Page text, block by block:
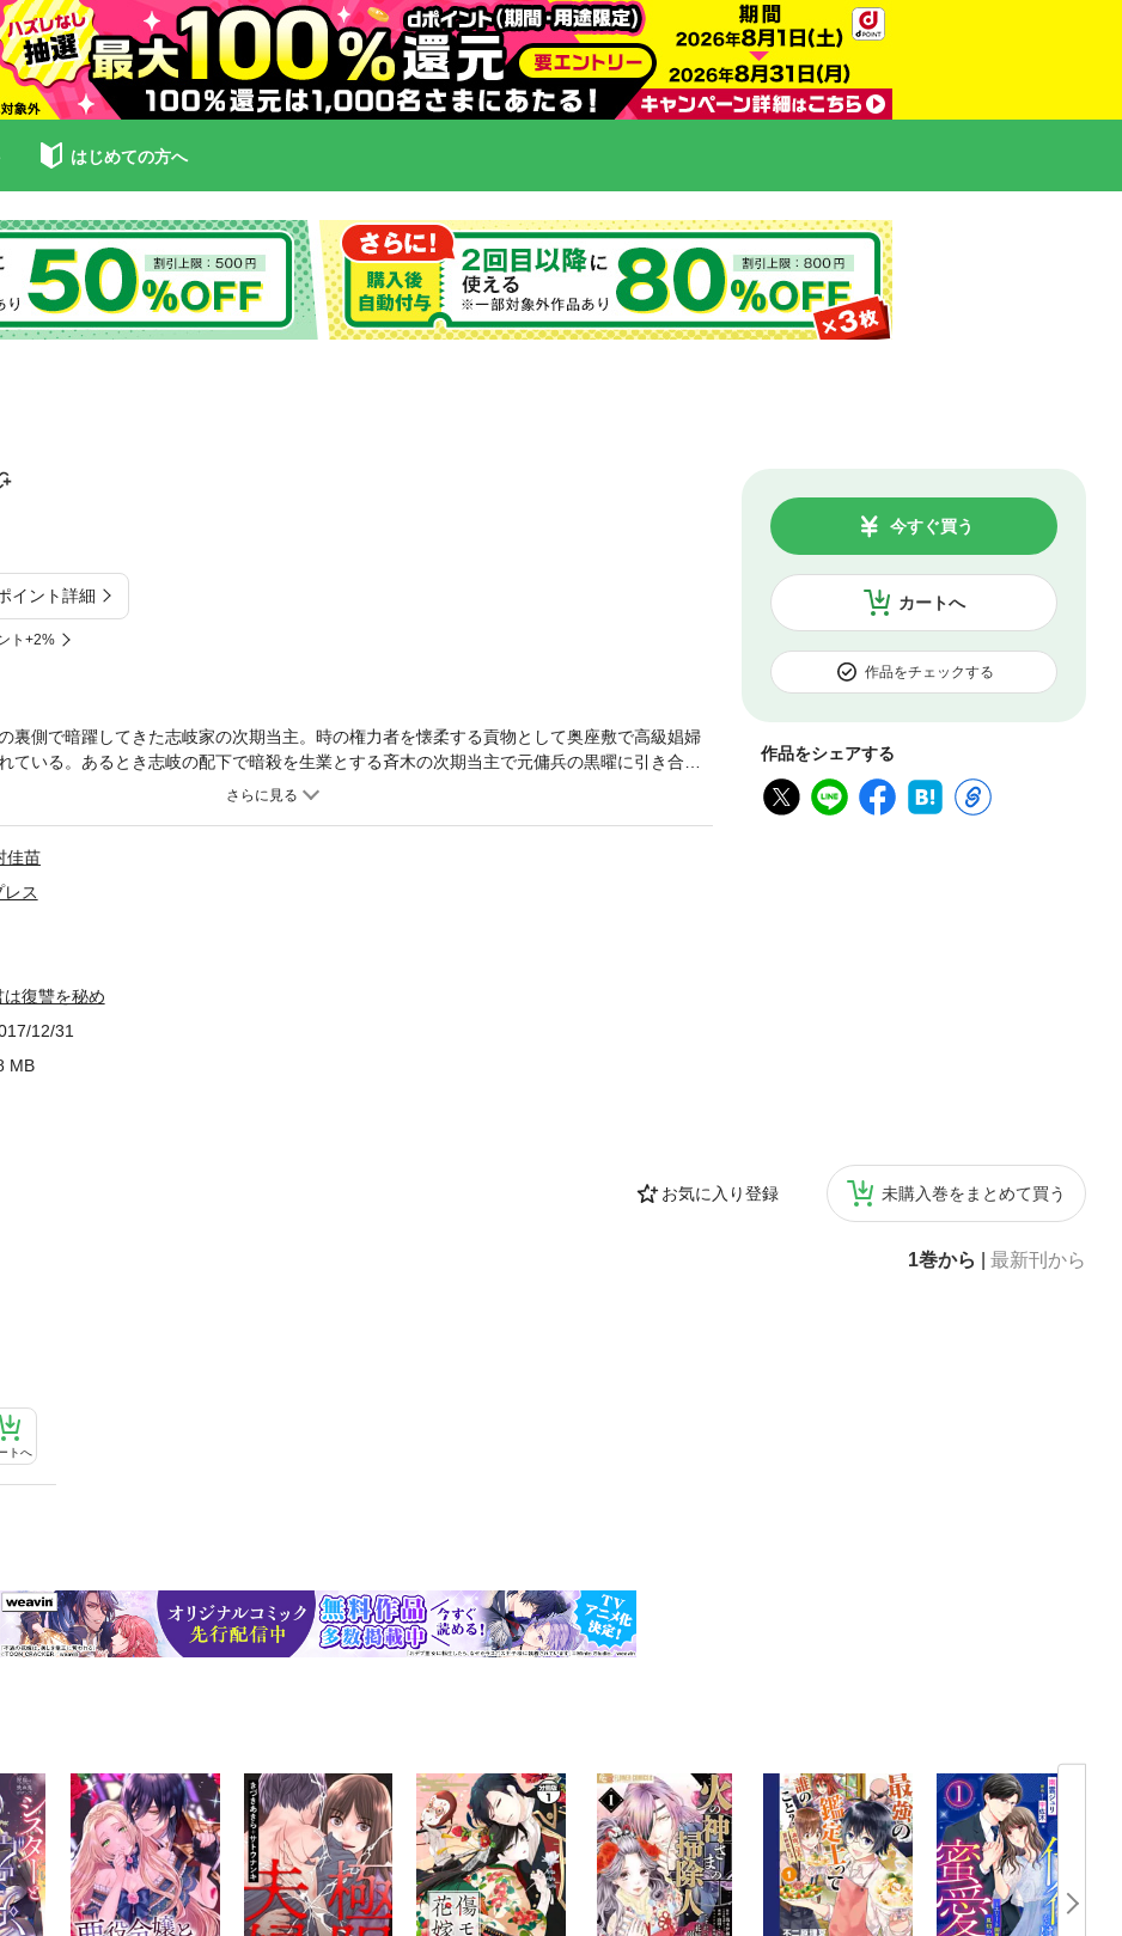
はじめての方へ
イント詳細
ト+2%
カートへ
今すぐ買う
作品をチェックする
作品をシェアする
お気に入り登録 未購入巻をまとめて買う
1巻から 最新刊から
トへ
裏側で暗躍してきた志岐家の次期当主。時の権力者を懐柔する貢物として奥座敷で高級娼婦
ている。あるとき志岐の配下で暗殺を生業とする斉木の次期当主で元傭兵の黒曜に引き合わ
の報奨として抱かれるが、自分をモノとして扱わなかった黒曜に大貴は好意を持つ。 一
その事実を知られるわけにはいかなかった。 弟に犯されてショックを受けた大貴は、自分
し黒曜との関係を続けようとする。いつしか奥座敷では大貴と黒曜、拓哉の三人で淫らな夜
佳苗
ス
復讐を秘め
12/31
MB